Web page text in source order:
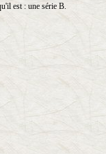
est : une série B.